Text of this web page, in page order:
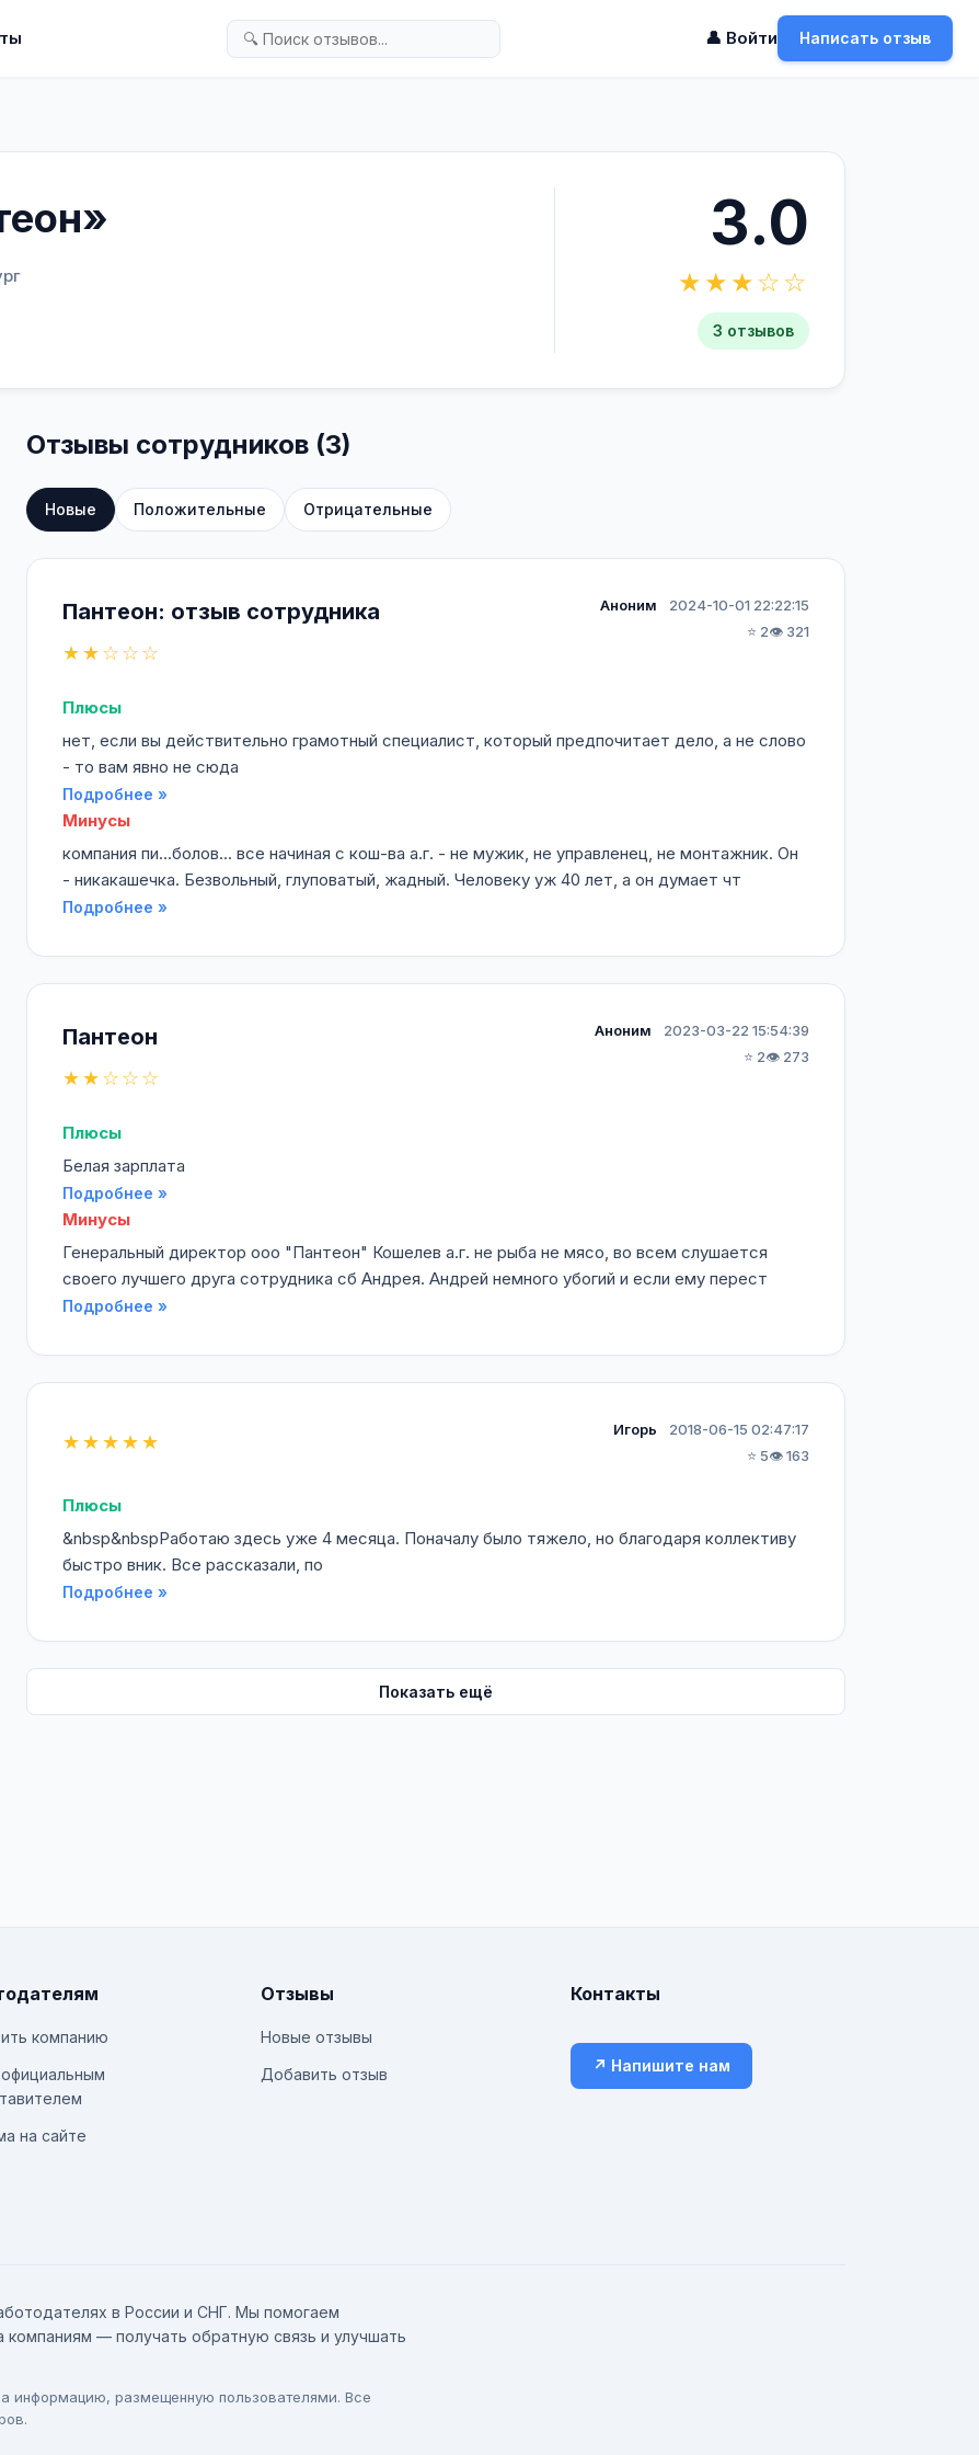
👤 Войти Написать отзыв
3.0
★★★☆☆
3 отзывов
Отзывы сотрудников (3)
Новые Положительные Отрицательные
Пантеон: отзыв сотрудника
★★☆☆☆
Аноним
2024-10-01 22:22:15
⭐ 2👁️ 321
Плюсы
нет, если вы действительно грамотный специалист, который предпочитает дело, а не слово
- то вам явно не сюда
Подробнее »
Минусы
компания пи...болов... все начиная с кош-ва а.г. - не мужик, не управленец, не монтажник. Он
- никакашечка. Безвольный, глуповатый, жадный. Человеку уж 40 лет, а он думает чт
Подробнее »
Пантеон
★★☆☆☆
Аноним
2023-03-22 15:54:39
⭐ 2👁️ 273
Плюсы
Белая зарплата
Подробнее »
Минусы
Генеральный директор ооо "Пантеон" Кошелев а.г. не рыба не мясо, во всем слушается
своего лучшего друга сотрудника сб Андрея. Андрей немного убогий и если ему перест
Подробнее »
★★★★★
Игорь
2018-06-15 02:47:17
⭐ 5👁️ 163
Плюсы
&nbsp&nbspРаботаю здесь уже 4 месяца. Поначалу было тяжело, но благодаря коллективу
быстро вник. Все рассказали, по
Подробнее »
Показать ещё
компанию
на сайте
Отзывы
Новые отзывы
Добавить отзыв
Контакты
↗ Напишите нам
в России и СНГ. Мы помогаем
— получать обратную связь и улучшать
информацию, размещенную пользователями. Все